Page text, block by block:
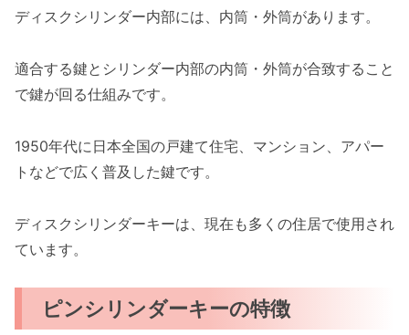
ディスクシリンダー内部には、内筒・外筒があります。
適合する鍵とシリンダー内部の内筒・外筒が合致すること
で鍵が回る仕組みです。
1950年代に日本全国の戸建て住宅、マンション、アパー
トなどで広く普及した鍵です。
ディスクシリンダーキーは、現在も多くの住居で使用され
ています。
ピンシリンダーキーの特徴